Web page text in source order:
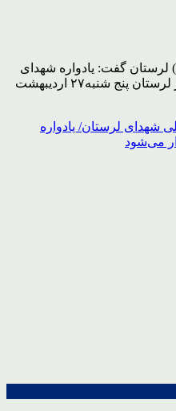
گفت: یادواره شهدای
حاج عمران با حضور همه اقشار در لرستان پنج شنبه۲۷ اردیبهشت